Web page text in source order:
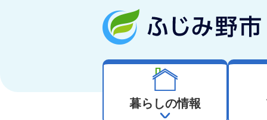
暮らしの情報